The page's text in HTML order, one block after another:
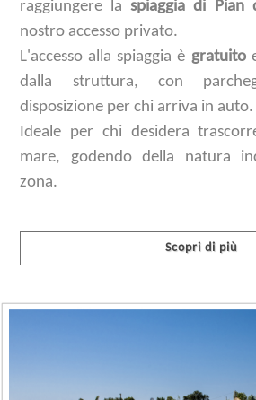
raggiungere laspiaggia di Pian
nostro accesso privato.
L'accesso alla spiaggia è gratuito
dalla struttura, con
disposizione per chi arriva in auto.
Ideale per chi desidera
mare, godendo della natura
zona.
Scopri di più